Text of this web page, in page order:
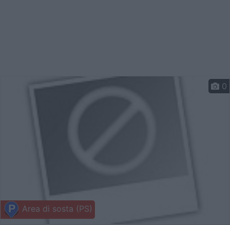
Area di sosta (PS)
0